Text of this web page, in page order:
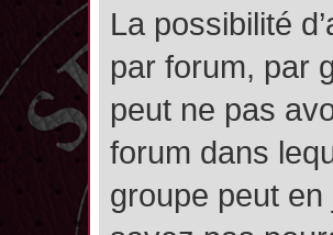
La possibilité
par forum, par
peut ne pas
forum dans
groupe peut